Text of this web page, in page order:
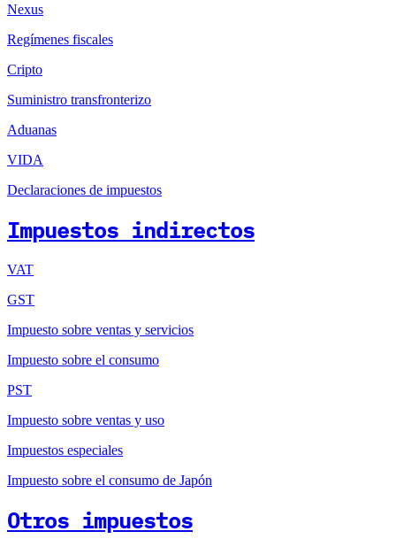
Nexus
Regímenes fiscales
Cripto
Suministro transfronterizo
Aduanas
VIDA
Declaraciones de impuestos
Impuestos indirectos
VAT
GST
Impuesto sobre ventas y servicios
Impuesto sobre el consumo
PST
Impuesto sobre ventas y uso
Impuestos especiales
Impuesto sobre el consumo de Japón
Otros impuestos